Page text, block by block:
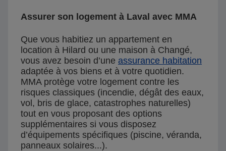
Assurer son logement à Laval avec MMA
Que vous habitiez un appartement en
location à Hilard ou une maison à Changé,
vous avez besoin d’une assurance habitation
adaptée à vos biens et à votre quotidien.
MMA protège votre logement contre les
risques classiques (incendie, dégât des eaux,
vol, bris de glace, catastrophes naturelles)
tout en vous proposant des options
supplémentaires si vous disposez
d’équipements spécifiques (piscine, véranda,
panneaux solaires...).